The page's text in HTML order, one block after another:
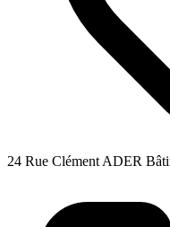
24 Rue Clément ADER